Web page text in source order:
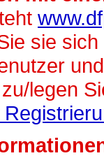
sie
legen